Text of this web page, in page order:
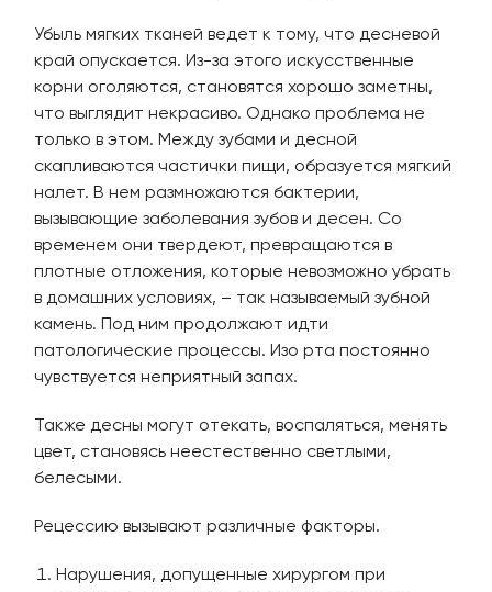
Убыль мягких тканей ведет к тому, что десневой
край опускается. Из-за этого искусственные
корни оголяются, становятся хорошо заметны,
что выглядит некрасиво. Однако проблема не
только в этом. Между зубами и десной
скапливаются частички пищи, образуется мягкий
налет. В нем размножаются бактерии,
вызывающие заболевания зубов и десен. Со
временем они твердеют, превращаются в
плотные отложения, которые невозможно убрать
в домашних условиях, – так называемый зубной
камень. Под ним продолжают идти
патологические процессы. Изо рта постоянно
чувствуется неприятный запах.
Также десны могут отекать, воспаляться, менять
цвет, становясь неестественно светлыми,
белесыми.
Рецессию вызывают различные факторы.
Нарушения, допущенные хирургом при